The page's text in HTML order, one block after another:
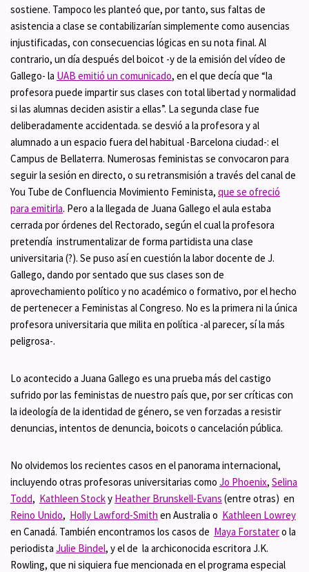
sostiene. Tampoco les planteó que, por tanto, sus faltas de
asistencia a clase se contabilizarían simplemente como ausencias
injustificadas, con consecuencias lógicas en su nota final. Al
contrario, un día después del boicot -y de la emisión del vídeo de
Gallego- la UAB emitió un comunicado, en el que decía que “la
profesora puede impartir sus clases con total libertad y normalidad
si las alumnas deciden asistir a ellas”. La segunda clase fue
deliberadamente accidentada. se desvió a la profesora y al
alumnado a un espacio fuera del habitual -Barcelona ciudad-: el
Campus de Bellaterra. Numerosas feministas se convocaron para
seguir la sesión en directo, o su retransmisión a través del canal de
You Tube de Confluencia Movimiento Feminista, que se ofreció
para emitirla. Pero a la llegada de Juana Gallego el aula estaba
cerrada por órdenes del Rectorado, según el cual la profesora
pretendía instrumentalizar de forma partidista una clase
universitaria (?). Se puso así en cuestión la labor docente de J.
Gallego, dando por sentado que sus clases son de
aprovechamiento político y no académico o formativo, por el hecho
de pertenecer a Feministas al Congreso. No es la primera ni la única
profesora universitaria que milita en política -al parecer, sí la más
peligrosa-.
Lo acontecido a Juana Gallego es una prueba más del castigo
sufrido por las feministas de nuestro país que, por ser críticas con
la ideología de la identidad de género, se ven forzadas a resistir
denuncias, intentos de denuncia, boicots o cancelación pública.
No olvidemos los recientes casos en el panorama internacional,
incluyendo otras profesoras universitarias como Jo Phoenix, Selina
Todd, Kathleen Stocky Heather Brunskell-Evans (entre otras) en
Reino Unido, Holly Lawford-Smith en Australia o Kathleen Lowrey
en Canadá. También encontramos los casos de Maya Forstatero la
periodista Julie Bindel, y el de la archiconocida escritora J.K.
Rowling, que ni siquiera fue mencionada en el programa especial